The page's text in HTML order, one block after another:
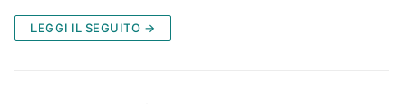
LEGGI IL SEGUITO →